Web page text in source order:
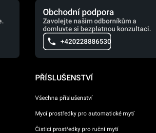
Obchodní podpora
Zavolejte našim odborníkům a
domluvte si bezplatnou konzultaci.
+420228886530
PŘÍSLUŠENSTVÍ
Všechna příslušenství
Mycí prostředky pro automatické mytí
Čisticí prostředky pro ruční mytí